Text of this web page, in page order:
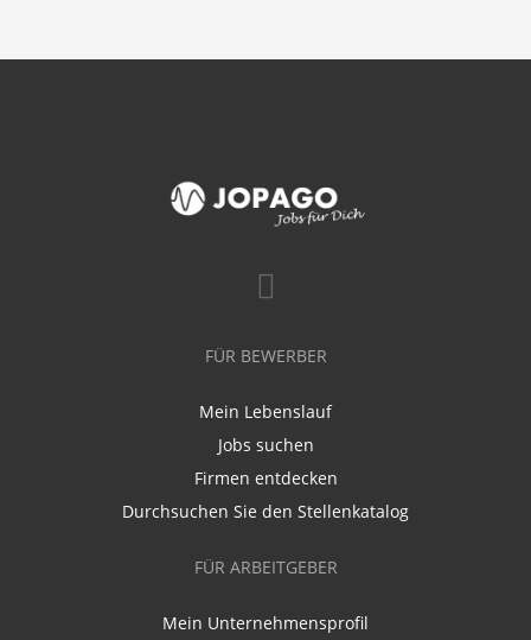
FÜR BEWERBER
Mein Lebenslauf
Jobs suchen
Firmen entdecken
Durchsuchen Sie den Stellenkatalog
FÜR ARBEITGEBER
Mein Unternehmensprofil